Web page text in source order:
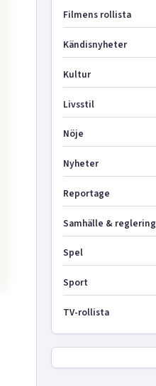
Filmens rollista
Kändisnyheter
Kultur
Livsstil
Nöje
Nyheter
Reportage
Samhälle & reglering
Spel
Sport
TV-rollista